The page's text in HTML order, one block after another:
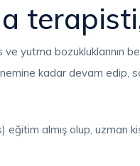
yutma
kadar devam
eğitim almış olup,